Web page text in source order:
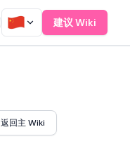
建议 Wiki
返回主 Wiki